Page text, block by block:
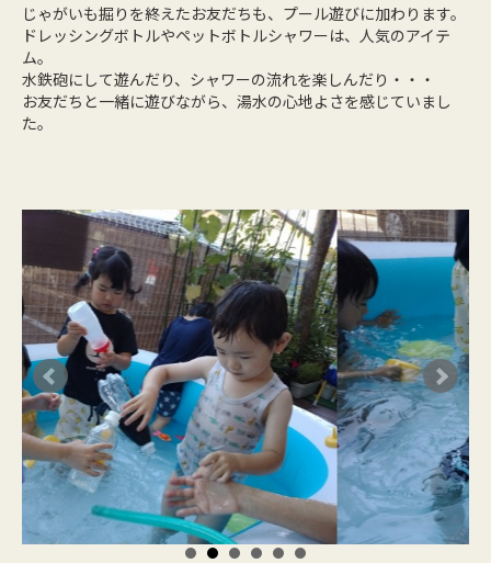
じゃがいも掘りを終えたお友だちも、プール遊びに加わります。
ドレッシングボトルやペットボトルシャワーは、人気のアイテ
ム。
水鉄砲にして遊んだり、シャワーの流れを楽しんだり・・・
お友だちと一緒に遊びながら、湯水の心地よさを感じていまし
た。